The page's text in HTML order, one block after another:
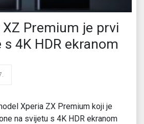
Premium je prvi
4K HDR ekranom
Xperia ZX Premium koji je
na svijetu s 4K HDR ekranom